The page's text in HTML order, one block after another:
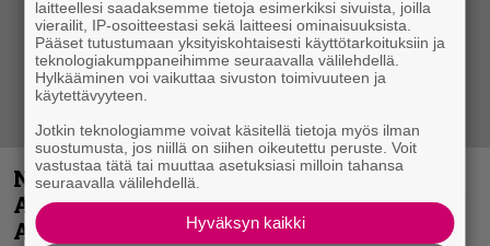
Näin lähtee Ghostin Tobias Forgelta
Accept – menossa mukana myös
Anthrax- ja Korn-miehistöä
laitteellesi saadaksemme tietoja esimerkiksi sivuista, joilla
vierailit, IP-osoitteestasi sekä laitteesi ominaisuuksista.
Pääset tutustumaan yksityiskohtaisesti käyttötarkoituksiin ja
teknologiakumppaneihimme seuraavalla välilehdellä.
Hylkääminen voi vaikuttaa sivuston toimivuuteen ja
käytettävyyteen.
Jotkin teknologiamme voivat käsitellä tietoja myös ilman
suostumusta, jos niillä on siihen oikeutettu peruste. Voit
vastustaa tätä tai muuttaa asetuksiasi milloin tahansa
seuraavalla välilehdellä.
Hyväksyn kaikki